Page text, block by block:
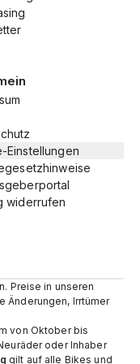
Einstellungen
widerrufen
Preise in unseren
Änderungen, Irrtümer
von Oktober bis
oder Inhaber
gilt auf alle Bikes und